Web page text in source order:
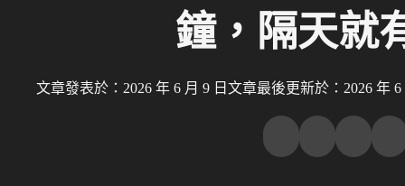
鐘，隔天就
文章發表於：2026 年 6 月 9 日 文章最後更新於：2026 年 6